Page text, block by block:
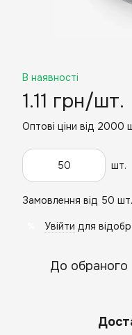
В наявності
1.11 грн/шт.
Оптові ціни від 2000
шт.
Замовлення від 50 шт.
Увійти для
До обраного